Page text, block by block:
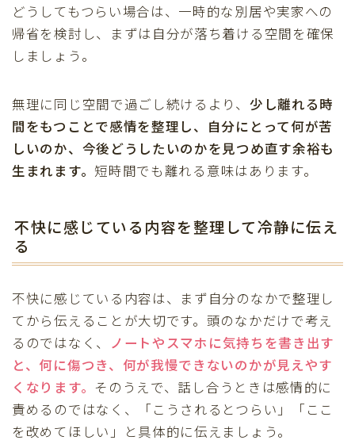
どうしてもつらい場合は、一時的な別居や実家への
帰省を検討し、まずは自分が落ち着ける空間を確保
しましょう。
無理に同じ空間で過ごし続けるより、 少し離れる時
間をもつことで感情を整理し、自分にとって何が苦
しいのか、今後どうしたいのかを見つめ直す余裕も
生まれます。短時間でも離れる意味はあります。
不快に感じている内容を整理して冷静に伝え
る
不快に感じている内容は、まず自分のなかで整理し
てから伝えることが大切です。頭のなかだけで考え
るのではなく、 ノートやスマホに気持ちを書き出す
と、何に傷つき、何が我慢できないのかが見えやす
くなります。 そのうえで、話し合うときは感情的に
責めるのではなく、「こうされるとつらい」「ここ
を改めてほしい」と具体的に伝えましょう。